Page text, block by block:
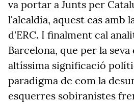
va portar a Junts per
l'alcaldia, aquest cas amb
d'ERC. I finalment cal
Barcelona, que per la
altíssima significació
paradigma de com la
esquerres sobiranistes